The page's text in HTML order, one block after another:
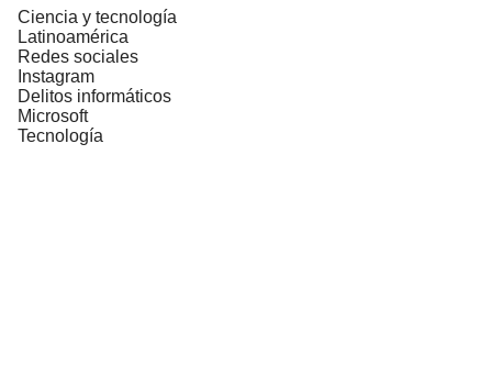
Ciencia y tecnología
Latinoamérica
Redes sociales
Instagram
Delitos informáticos
Microsoft
Tecnología